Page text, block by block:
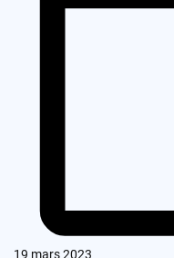
19 mars 2023